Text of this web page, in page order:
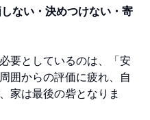
ない・決めつけない・寄
要としているのは、「安
囲からの評価に疲れ、自
家は最後の砦となりま